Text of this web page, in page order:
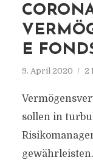
E
9. April 2020 2
sollen in
gewährleisten.